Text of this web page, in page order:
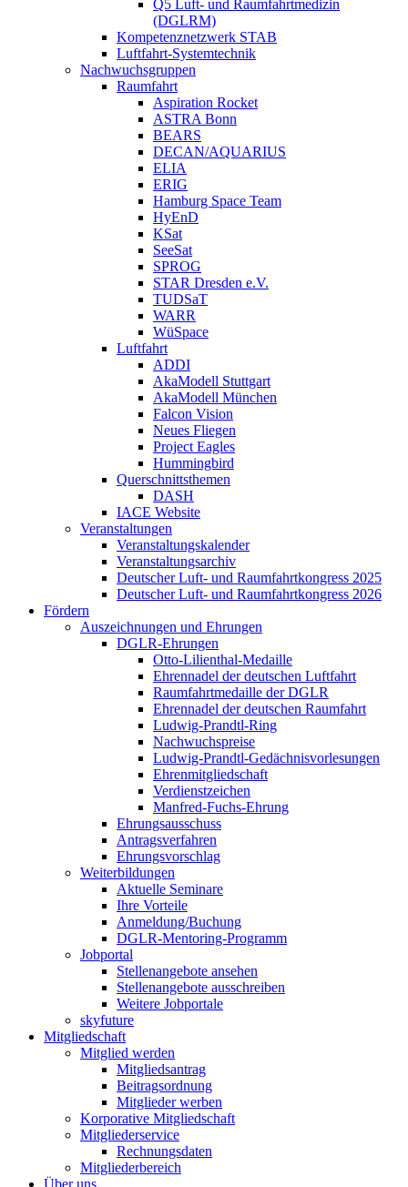
Q5 Luft- und Raumfahrtmedizin
(DGLRM)
Kompetenznetzwerk STAB
Luftfahrt-Systemtechnik
Nachwuchsgruppen
Raumfahrt
Aspiration Rocket
ASTRA Bonn
BEARS
DECAN/AQUARIUS
ELIA
ERIG
Hamburg Space Team
HyEnD
KSat
SeeSat
SPROG
STAR Dresden e.V.
TUDSaT
WARR
WüSpace
Luftfahrt
ADDI
AkaModell Stuttgart
AkaModell München
Falcon Vision
Neues Fliegen
Project Eagles
Hummingbird
Querschnittsthemen
DASH
IACE Website
Veranstaltungen
Veranstaltungskalender
Veranstaltungsarchiv
Deutscher Luft- und Raumfahrtkongress 2025
Deutscher Luft- und Raumfahrtkongress 2026
Fördern
Auszeichnungen und Ehrungen
DGLR-Ehrungen
Otto-Lilienthal-Medaille
Ehrennadel der deutschen Luftfahrt
Raumfahrtmedaille der DGLR
Ehrennadel der deutschen Raumfahrt
Ludwig-Prandtl-Ring
Nachwuchspreise
Ludwig-Prandtl-Gedächnisvorlesungen
Ehrenmitgliedschaft
Verdienstzeichen
Manfred-Fuchs-Ehrung
Ehrungsausschuss
Antragsverfahren
Ehrungsvorschlag
Weiterbildungen
Aktuelle Seminare
Ihre Vorteile
Anmeldung/Buchung
DGLR-Mentoring-Programm
Jobportal
Stellenangebote ansehen
Stellenangebote ausschreiben
Weitere Jobportale
skyfuture
Mitgliedschaft
Mitglied werden
Mitgliedsantrag
Beitragsordnung
Mitglieder werben
Korporative Mitgliedschaft
Mitgliederservice
Rechnungsdaten
Mitgliederbereich
Über uns